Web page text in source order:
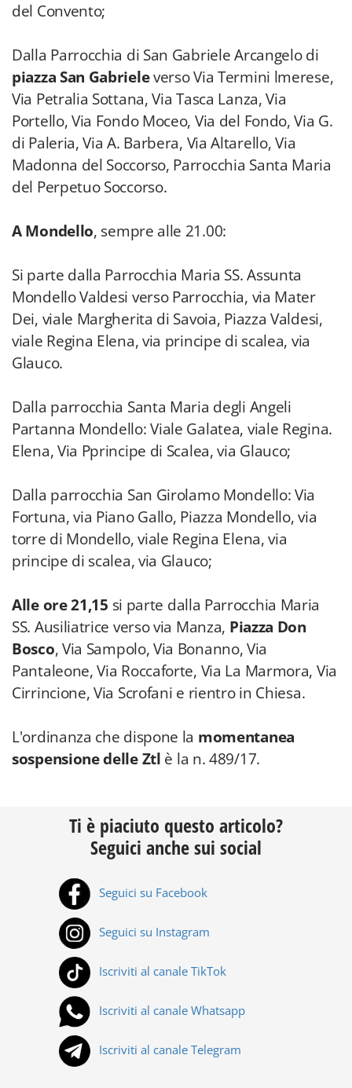
del Convento;
Dalla Parrocchia di San Gabriele Arcangelo di
piazza San Gabrieleverso Via Termini lmerese,
Via Petralia Sottana, Via Tasca Lanza, Via
Portello, Via Fondo Moceo, Via del Fondo, Via G.
di Paleria, Via A. Barbera, Via Altarello, Via
Madonna del Soccorso, Parrocchia Santa Maria
del Perpetuo Soccorso.
A Mondello, sempre alle 21.00:
Si parte dalla Parrocchia Maria SS. Assunta
Mondello Valdesi verso Parrocchia, via Mater
Dei, viale Margherita di Savoia, Piazza Valdesi,
viale Regina Elena, via principe di scalea, via
Glauco.
Dalla parrocchia Santa Maria degli Angeli
Partanna Mondello: Viale Galatea, viale Regina.
Elena, Via Pprincipe di Scalea, via Glauco;
Dalla parrocchia San Girolamo Mondello: Via
Fortuna, via Piano Gallo, Piazza Mondello, via
torre di Mondello, viale Regina Elena, via
principe di scalea, via Glauco;
Alle ore 21,15 si parte dalla Parrocchia Maria
SS. Ausiliatrice verso via Manza, Piazza Don
Bosco, Via Sampolo, Via Bonanno, Via
Pantaleone, Via Roccaforte, Via La Marmora, Via
Cirrincione, Via Scrofani e rientro in Chiesa.
L'ordinanza che dispone la momentanea
sospensione delle Ztl è la n. 489/17.
Ti è piaciuto questo articolo?
Seguici anche sui social
Seguici su Facebook
Seguici su Instagram
Iscriviti al canale TikTok
Iscriviti al canale Whatsapp
Iscriviti al canale Telegram